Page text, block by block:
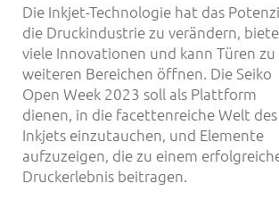
Die Inkjet-Technologie hat das
die Druckindustrie zu verändern,
viele Innovationen und kann Türen zu
weiteren Bereichen öffnen. Die Seiko
Open Week 2023 soll als Plattform
dienen, in die facettenreiche Welt des
Inkjets einzutauchen, und Elemente
aufzuzeigen, die zu einem
Druckerlebnis beitragen.